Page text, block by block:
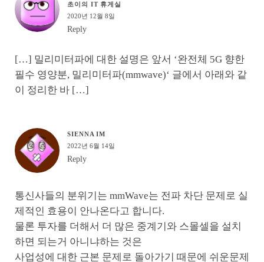
초이의 IT 휴게실
2020년 12월 8일
Reply
[…] 밀리미터파에 대한 설명은 앞서 ‘완전체 5G 향한
필수 영양분, 밀리미터파(mmwave)‘ 글에서 아래와 같
이 정리한 바 […]
SIENNA IM
2022년 6월 14일
Reply
통신사들의 분위기는 mmWave는 전파 차단 문제로 실
제적인 효용이 안나온다고 합니다.
물론 투자를 더해서 더 많은 중계기와 스몰셀을 설치
하면 되는거 아니냐하는 것은
사업성에 대한 근본 문제로 돌아가기 때문에 쉬운문제